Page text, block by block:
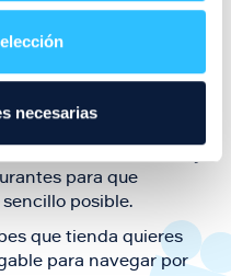
necesarias
y shopping durante
de Puerto Venecia
para que
posible.
que tienda quieres
para navegar por